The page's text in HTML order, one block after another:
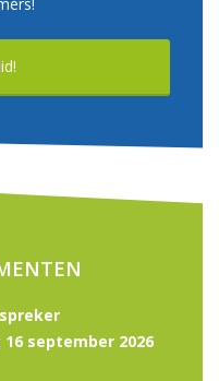
september 2026